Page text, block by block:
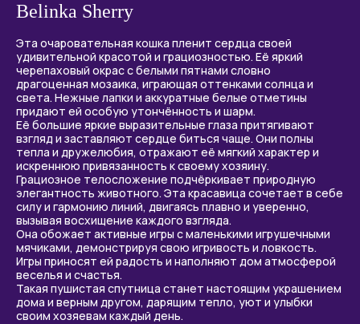
Belinka Sherry
Эта очаровательная кошка пленит сердца своей
удивительной красотой и грациозностью. Её яркий
черепаховый окрас с белыми пятнами словно
драгоценная мозаика, играющая оттенками солнца и
света. Нежные лапки и аккуратные белые отметины
придают ей особую утончённость и шарм.
Её большие яркие выразительные глаза притягивают
взгляд и заставляют сердце биться чаще. Они полны
тепла и дружелюбия, отражают её мягкий характер и
искреннюю привязанность к своему хозяину.
Грациозное телосложение подчёркивает природную
элегантность животного. Эта красавица сочетает в себе
силу и гармонию линий, двигаясь плавно и уверенно,
вызывая восхищение каждого взгляда.
Она обожает активные игры с маленькими игрушечными
мячиками, демонстрируя свою игривость и ловкость.
Игры приносят ей радость и наполняют дом атмосферой
веселья и счастья.
Такая пушистая спутница станет настоящим украшением
дома и верным другом, дарящим тепло, уют и улыбки
своим хозяевам каждый день.